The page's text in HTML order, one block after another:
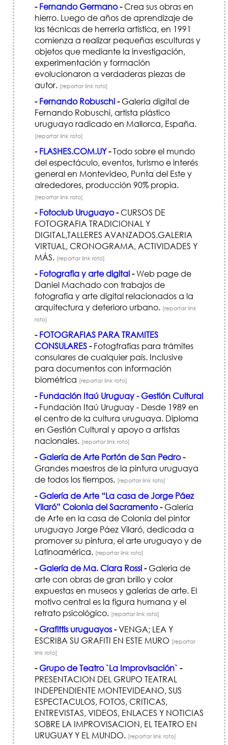
- Fernando Germano-Crea sus obras en
hierro. Luego de años de aprendizaje de
las técnicas de herrería artística, en 1991
comienza a realizar pequeñas esculturas y
objetos que mediante la investigación,
experimentación y formación
evolucionaron a verdaderas piezas de
autor. [reportar link roto]
- Fernando Robuschi-Galería digital de
Fernando Robuschi, artista plástico
uruguayo radicado en Mallorca, España.
[reportar link roto]
- FLASHES.COM.UY-Todo sobre el mundo
del espectáculo, eventos, turismo e interés
general en Montevideo, Punta del Este y
alrededores, producción 90% propia.
[reportar link roto]
- Fotoclub Uruguayo-CURSOS DE
FOTOGRAFIA TRADICIONAL Y
DIGITAL,TALLERES AVANZADOS.GALERIA
VIRTUAL, CRONOGRAMA, ACTIVIDADES Y
MÁS. [reportar link roto]
- Fotografia y arte digital-Web page de
Daniel Machado con trabajos de
fotografia y arte digital relacionados a la
arquitectura y deterioro urbano. [reportar link
roto]
- FOTOGRAFIAS PARA TRAMITES
CONSULARES-Fotogfrafias para trámites
consulares de cualquier país. Inclusive
para documentos con información
biométrica [reportar link roto]
- Fundación Itaú Uruguay - Gestión Cultural
-Fundación Itaú Uruguay - Desde 1989 en
el centro de la cultura uruguaya. Diploma
en Gestión Cultural y apoyo a artistas
nacionales. [reportar link roto]
- Galería de Arte Portón de San Pedro-
Grandes maestros de la pintura uruguaya
de todos los tiempos. [reportar link roto]
- Galería de Arte “La casa de Jorge Páez
Vilaró” Colonia del Sacramento-Galería
de Arte en la casa de Colonia del pintor
uruguayo Jorge Páez Vilaró, dedicada a
promover su pintura, el arte uruguayo y de
Latinoamérica. [reportar link roto]
- Galería de Ma. Clara Rossi-Galeria de
arte con obras de gran brillo y color
expuestas en museos y galerias de arte. El
motivo central es la figura humana y el
retrato psicológico. [reportar link roto]
- Grafittis uruguayos-VENGA; LEA Y
ESCRIBA SU GRAFITI EN ESTE MURO [reportar
link roto]
- Grupo de Teatro `La Improvisación` -
PRESENTACION DEL GRUPO TEATRAL
INDEPENDIENTE MONTEVIDEANO, SUS
ESPECTACULOS, FOTOS, CRITICAS,
ENTREVISTAS, VIDEOS, ENLACES Y NOTICIAS
SOBRE LA IMPROVISACION, EL TEATRO EN
URUGUAY Y EL MUNDO. [reportar link roto]